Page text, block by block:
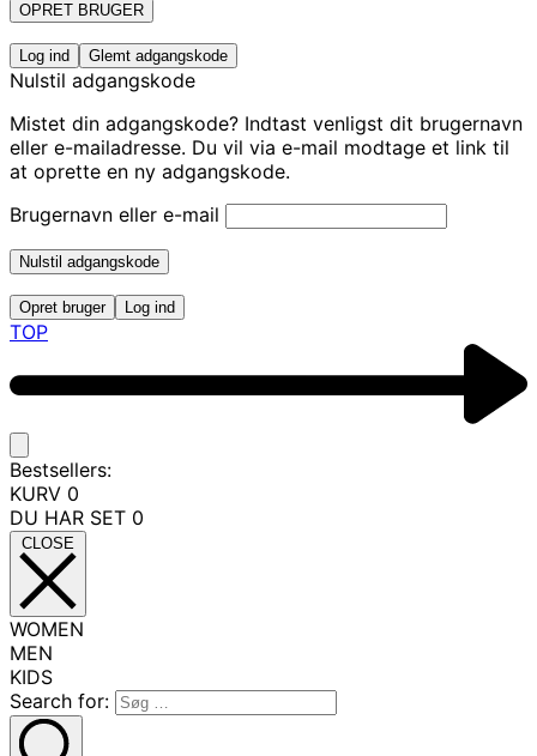
OPRET BRUGER
Log ind Glemt adgangskode
Nulstil adgangskode
Mistet din adgangskode? Indtast venligst dit brugernavn
eller e-mailadresse. Du vil via e-mail modtage et link til
at oprette en ny adgangskode.
Brugernavn eller e-mail
Nulstil adgangskode
Opret bruger Log ind
TOP
Bestsellers:
KURV 0
DU HAR SET 0
CLOSE
WOMEN
MEN
KIDS
Search for: